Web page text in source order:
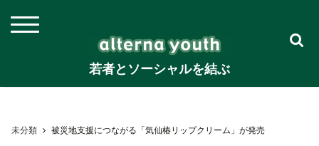
若者とソーシャルを結ぶ
未分類 被災地支援につながる「気仙椿リップクリーム」が発売